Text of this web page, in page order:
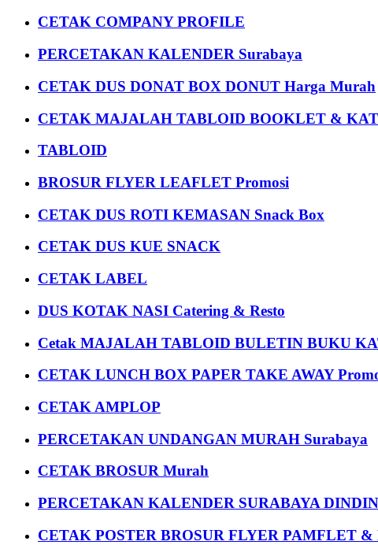
CETAK COMPANY PROFILE
PERCETAKAN KALENDER Surabaya
CETAK DUS DONAT BOX DONUT Harga Murah
CETAK MAJALAH TABLOID BOOKLET &
TABLOID
BROSUR FLYER LEAFLET Promosi
CETAK DUS ROTI KEMASAN Snack Box
CETAK DUS KUE SNACK
CETAK LABEL
DUS KOTAK NASI Catering & Resto
Cetak MAJALAH TABLOID BULETIN BUKU
CETAK LUNCH BOX PAPER TAKE AWAY
CETAK AMPLOP
PERCETAKAN UNDANGAN MURAH Surabaya
CETAK BROSUR Murah
PERCETAKAN KALENDER SURABAYA
CETAK POSTER BROSUR FLYER PAMFLET